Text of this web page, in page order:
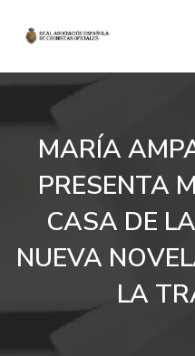
MARÍA
PRESENTA
CASA DE
NUEVA
LA